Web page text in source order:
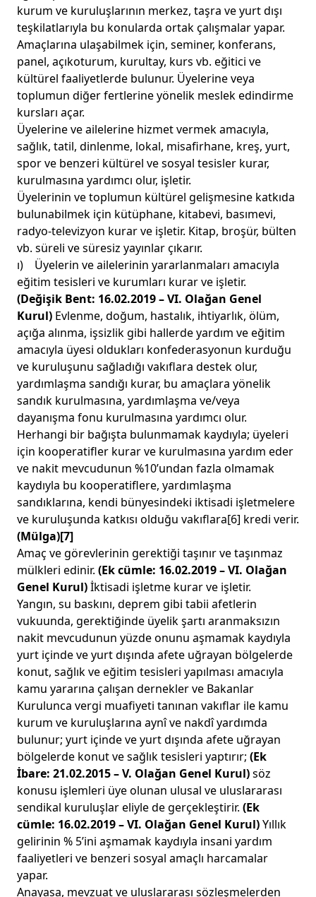
kurum ve kuruluşlarının merkez, taşra ve yurt dışı
teşkilatlarıyla bu konularda ortak çalışmalar yapar.
Amaçlarına ulaşabilmek için, seminer, konferans,
panel, açıkoturum, kurultay, kurs vb. eğitici ve
kültürel faaliyetlerde bulunur. Üyelerine veya
toplumun diğer fertlerine yönelik meslek edindirme
kursları açar.
Üyelerine ve ailelerine hizmet vermek amacıyla,
sağlık, tatil, dinlenme, lokal, misafirhane, kreş, yurt,
spor ve benzeri kültürel ve sosyal tesisler kurar,
kurulmasına yardımcı olur, işletir.
Üyelerinin ve toplumun kültürel gelişmesine katkıda
bulunabilmek için kütüphane, kitabevi, basımevi,
radyo-televizyon kurar ve işletir. Kitap, broşür, bülten
vb. süreli ve süresiz yayınlar çıkarır.
ı) Üyelerin ve ailelerinin yararlanmaları amacıyla
eğitim tesisleri ve kurumları kurar ve işletir.
(Değişik Bent: 16.02.2019 – VI. Olağan Genel
Kurul) Evlenme, doğum, hastalık, ihtiyarlık, ölüm,
açığa alınma, işsizlik gibi hallerde yardım ve eğitim
amacıyla üyesi oldukları konfederasyonun kurduğu
ve kuruluşunu sağladığı vakıflara destek olur,
yardımlaşma sandığı kurar, bu amaçlara yönelik
sandık kurulmasına, yardımlaşma ve/veya
dayanışma fonu kurulmasına yardımcı olur.
Herhangi bir bağışta bulunmamak kaydıyla; üyeleri
için kooperatifler kurar ve kurulmasına yardım eder
ve nakit mevcudunun %10’undan fazla olmamak
kaydıyla bu kooperatiflere, yardımlaşma
sandıklarına, kendi bünyesindeki iktisadi işletmelere
ve kuruluşunda katkısı olduğu vakıflara[6] kredi verir.
(Mülga)[7]
Amaç ve görevlerinin gerektiği taşınır ve taşınmaz
mülkleri edinir. (Ek cümle: 16.02.2019 – VI. Olağan
Genel Kurul)İktisadi işletme kurar ve işletir.
Yangın, su baskını, deprem gibi tabii afetlerin
vukuunda, gerektiğinde üyelik şartı aranmaksızın
nakit mevcudunun yüzde onunu aşmamak kaydıyla
yurt içinde ve yurt dışında afete uğrayan bölgelerde
konut, sağlık ve eğitim tesisleri yapılması amacıyla
kamu yararına çalışan dernekler ve Bakanlar
Kurulunca vergi muafiyeti tanınan vakıflar ile kamu
kurum ve kuruluşlarına aynî ve nakdî yardımda
bulunur; yurt içinde ve yurt dışında afete uğrayan
bölgelerde konut ve sağlık tesisleri yaptırır; (Ek
İbare: 21.02.2015 – V. Olağan Genel Kurul)söz
konusu işlemleri üye olunan ulusal ve uluslararası
sendikal kuruluşlar eliyle de gerçekleştirir. (Ek
cümle: 16.02.2019 – VI. Olağan Genel Kurul)Yıllık
gelirinin % 5’ini aşmamak kaydıyla insani yardım
faaliyetleri ve benzeri sosyal amaçlı harcamalar
yapar.
Anayasa, mevzuat ve uluslararası sözleşmelerden